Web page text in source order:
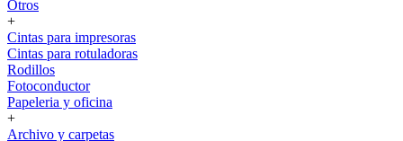
Otros
+
Cintas para impresoras
Cintas para rotuladoras
Rodillos
Fotoconductor
Papeleria y oficina
+
Archivo y carpetas